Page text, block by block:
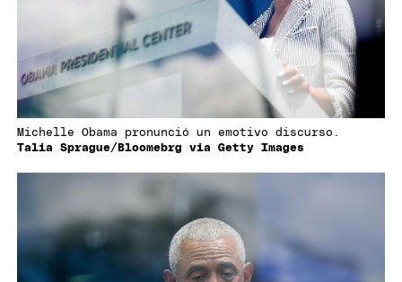
Talia Sprague/Bloomebrg via Getty Images
Michelle Obama pronunció un emotivo discurso.